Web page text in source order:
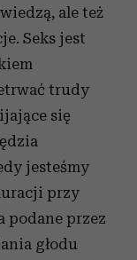
ale też
Seks jest
trudy
się
jesteśmy
przy
podane przez
głodu